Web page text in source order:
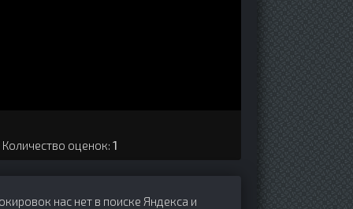
оценок: 1
нас нет в поиске Яндекса и